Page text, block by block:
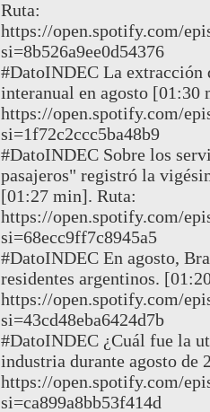
Ruta:
https://open.spotify.com/
si=8b526a9ee0d54376
#DatoINDEC La extracción
interanual en agosto [01:30
https://open.spotify.com/
si=1f72c2ccc5ba48b9
#DatoINDEC Sobre los
pasajeros" registró la
[01:27 min]. Ruta:
https://open.spotify.com/
si=68ecc9ff7c8945a5
#DatoINDEC En agosto,
residentes argentinos.
https://open.spotify.com/
si=43cd48eba6424d7b
#DatoINDEC ¿Cuál fue la
industria durante agosto de
https://open.spotify.com/
si=ca899a8bb53f414d